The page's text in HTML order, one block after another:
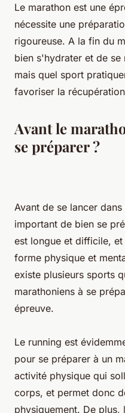
Le marathon est une
nécessite une
rigoureuse. A la fin du
bien s'hydrater et de
mais quel sport
favoriser la
Avant le
se préparer ?
Avant de se lancer
important de bien se
est longue et difficile,
forme physique et
existe plusieurs sports
marathoniens à se
épreuve.
Le running est
pour se préparer à un
activité physique qui
corps, et permet donc
physiquement. De